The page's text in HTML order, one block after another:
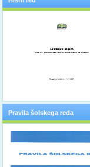
Pravila šolskega reda